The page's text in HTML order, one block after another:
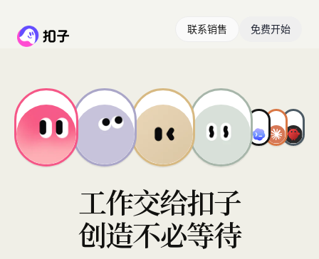
联系销售 免费开始
工作交给扣子
创造不必等待